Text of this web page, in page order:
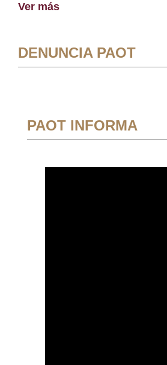
Ver más
DENUNCIA PAOT
PAOT INFORMA